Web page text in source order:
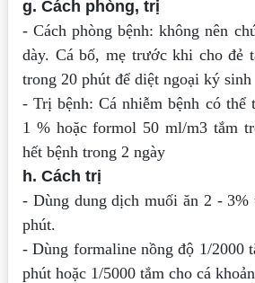
g. Cách phòng, trị
- Cách phòng bệnh: không nên
dày. Cá bố, mẹ trước khi cho đẻ
trong 20 phút để diệt ngoại ký sinh
- Trị bệnh: Cá nhiễm bệnh có thể
1 % hoặc formol 50ml/m3 tắm
hết bệnh trong 2 ngày
h. Cách trị
- Dùng dung dịch muối ăn 2 - 3%
phút.
- Dùng formaline nồng độ 1/2000
phút hoặc 1/5000 tắm cho cá